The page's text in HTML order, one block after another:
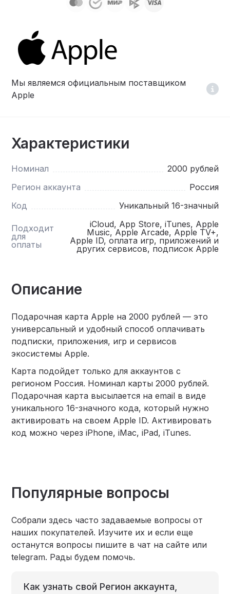
Мы являемся официальным поставщиком
Apple
Характеристики
Номинал
2000 рублей
Регион аккаунта
Россия
Код
Уникальный 16-значный
Подходит
для
оплаты
iCloud, App Store, iTunes, Apple
Music, Apple Arcade, Apple TV+,
Apple ID, оплата игр, приложений и
других сервисов, подписок Apple
Описание
Подарочная карта Apple на 2000 рублей — это
универсальный и удобный способ оплачивать
подписки, приложения, игр и сервисов
экосистемы Apple.
Карта подойдет только для аккаунтов с
регионом Россия. Номинал карты 2000 рублей.
Подарочная карта высылается на email в виде
уникального 16-значного кода, который нужно
активировать на своем Apple ID. Активировать
код можно через iPhone, iMac, iPad, iTunes.
Популярные вопросы
Собрали здесь часто задаваемые вопросы от
наших покупателей. Изучите их и если еще
останутся вопросы пишите в чат на сайте или
telegram. Рады будем помочь.
Как узнать свой Регион аккаунта,